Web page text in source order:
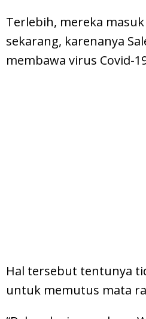
Terlebih, mereka
sekarang, karenanya
membawa virus Covid-
Hal tersebut tentunya
untuk memutus mata